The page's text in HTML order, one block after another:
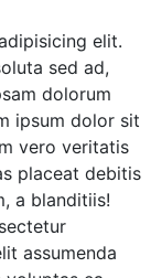
elit.
sed ad,
dolorum
ipsum dolor sit
vero veritatis
placeat debitis
a blanditiis!
assumenda